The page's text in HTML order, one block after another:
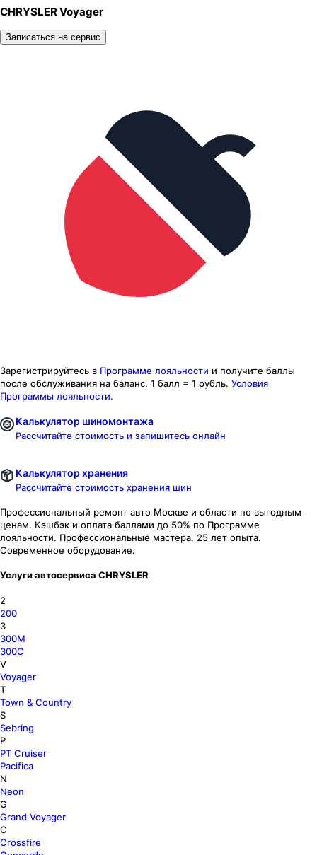
CHRYSLER Voyager
Записаться на сервис
Зарегистрируйтесь в Программе лояльности и получите баллы
после обслуживания на баланс. 1 балл = 1 рубль. Условия
Программы лояльности.
Калькулятор шиномонтажа
Рассчитайте стоимость и запишитесь онлайн
Калькулятор хранения
Рассчитайте стоимость хранения шин
Профессиональный ремонт авто Москве и области по выгодным
ценам. Кэшбэк и оплата баллами до 50% по Программе
лояльности. Профессиональные мастера. 25 лет опыта.
Современное оборудование.
Услуги автосервиса CHRYSLER
2
200
3
300M
300C
V
Voyager
T
Town & Country
S
Sebring
P
PT Cruiser
Pacifica
N
Neon
G
Grand Voyager
C
Crossfire